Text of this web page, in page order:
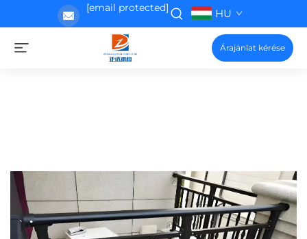
[email protected] HU
Árajánlat kérése